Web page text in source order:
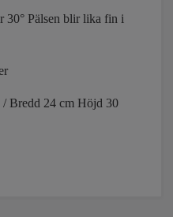
30° Pälsen blir lika fin i
/ Bredd 24 cm Höjd 30